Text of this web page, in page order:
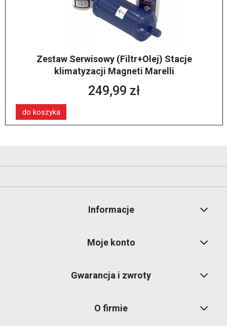
Zestaw Serwisowy (Filtr+Olej) Stacje
klimatyzacji Magneti Marelli
249,99 zł
do koszyka
Informacje
Moje konto
Gwarancja i zwroty
O firmie